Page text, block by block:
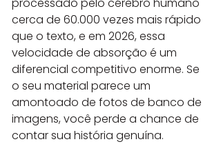
cerca de 60.000 vezes mais rápido
que o texto, e em 2026, essa
velocidade de absorção é um
diferencial competitivo enorme. Se
o seu material parece um
amontoado de fotos de banco de
imagens, você perde a chance de
contar sua história genuína.